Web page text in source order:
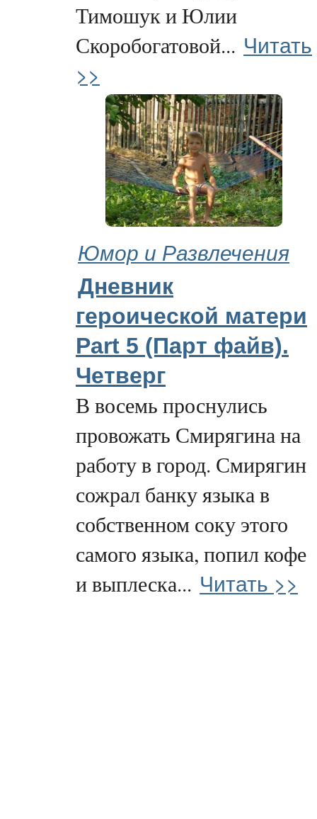
Тимошук и Юлии
Скоробогатовой... Читать
>>
Юмор и Развлечения
Дневник
героической матери
Part 5 (Парт файв).
Четверг
В восемь проснулись
провожать Смирягина на
работу в город. Смирягин
сожрал банку языка в
собственном соку этого
самого языка, попил кофе
и выплеска... Читать >>